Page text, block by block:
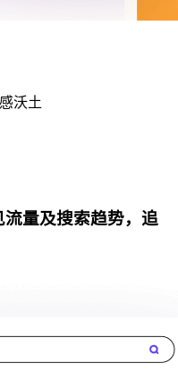
沃土
量及搜索趋势，追